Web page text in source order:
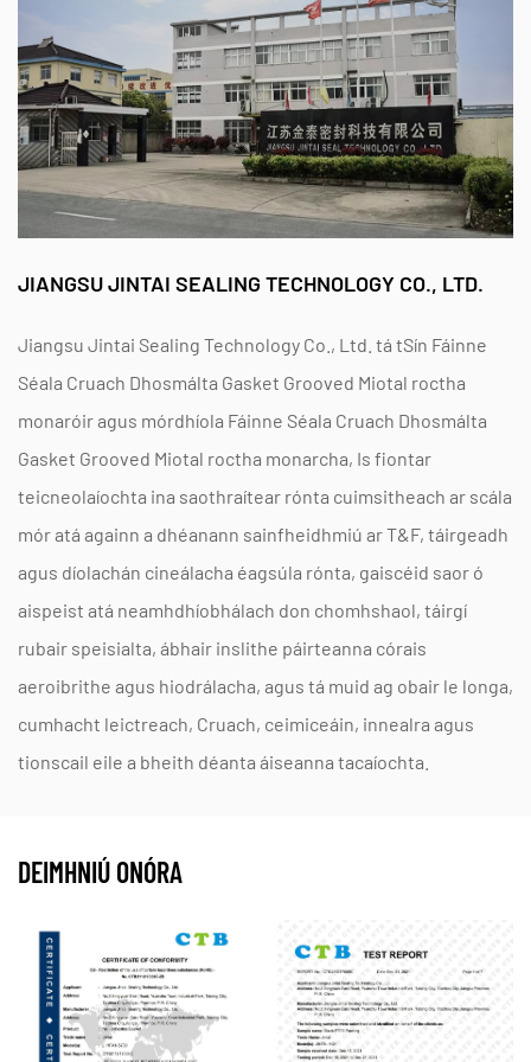
, agus
tuirbíní giniúna cumhachta. Tá angasket
eitrithe cruach dhosmáltaéifeachtach go háirithe i
tionóil flange caol-leitheadcá space constraints
prohibit the use of traditional spiral wound gaskets.
Ceisteanna Coitianta
leathnú teirmeach i malartóirí teasa?
Tá an specific geometry of these metal gaskets
allows them to maintain a constant seating stress
during the expansion and contraction of flange
joints. At Jiangsu Jintai Sealing Technology Co.,
Ltd., which was founded in 2004 and located in
Taixing, Jiangsu Province, we manufacture these
testing. Our Nofstein brand focuses on providing
high-end sealing solutions that utilize advanced
materials to adapt to these changing thermal
market needs. Through our quality management
required for
friotaíocht teirmeach rothaíochta i
Cad iad na gnéithe ríthábhachtacha agus gaiscéid
miotail á roghnú le haghaidh gaile ardbhrú?
Caithfidh an roghnú cuntas a thabhairt ar an sainiúil
JIANGSU JINTAI SEALING TECHNOLOGY CO., LTD.
Jiangsu Jintai Sealing Technology Co., Ltd. tá tSín Fáinne
Séala Cruach Dhosmálta Gasket Grooved Miotal roctha
monaróiragus mórdhíola Fáinne Séala Cruach Dhosmálta
Gasket Grooved Miotal roctha monarcha, Is fiontar
teicneolaíochta ina saothraítear rónta cuimsitheach ar scála
mór atá againn a dhéanann sainfheidhmiú ar T&F, táirgeadh
agus díolachán cineálacha éagsúla rónta, gaiscéid saor ó
aispeist atá neamhdhíobhálach don chomhshaol, táirgí
rubair speisialta, ábhair inslithe páirteanna córais
aeroibrithe agus hiodrálacha, agus tá muid ag obair le longa,
cumhacht leictreach, Cruach, ceimiceáin, innealra agus
tionscail eile a bheith déanta áiseanna tacaíochta.
DEIMHNIÚ ONÓRA